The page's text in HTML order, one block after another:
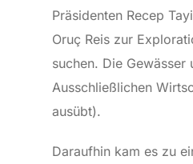
Präsidenten Recep
Oruç Reis zur
suchen. Die
Ausschließlichen
ausübt).
Daraufhin kam es zu